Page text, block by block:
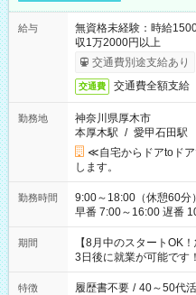
給与
無資格未経験：時給
収1万2000円以上
交通費別途支給あり
交通費 交通費全額支給
勤務地
神奈川県厚木市
本厚木駅 / 愛甲石田駅
≪自宅からドアtoド
します。
勤務時間
9:00～18:00（休憩60分） ■ご希望があれば下記シフトも
早番 7:00～16:00 遅番
と休みを合わせたい」
「できれば残業はした
ね。 ※Wワーク希望の方へ 今ご覧のお仕事で希望する勤務時間
と、もう1つのお仕事の
合は応募できません。
期間
【8月中のスタートOK
3日後に就業が可能です！
特徴 履歴書不要 / 40～50代